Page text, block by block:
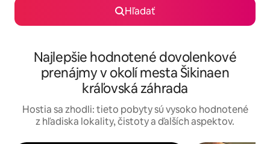
Hľadať
Najlepšie hodnotené dovolenkové
prenájmy v okolí mesta Šikinaen
kráľovská záhrada
Hostia sa zhodli: tieto pobyty sú vysoko hodnotené
z hľadiska lokality, čistoty a ďalších aspektov.